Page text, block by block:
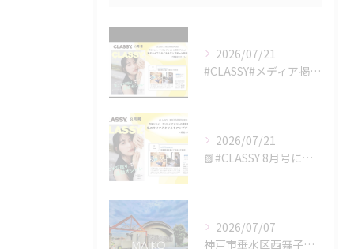
2026/07/21
#CLASSY#メディア掲載#不動産#兵庫#神戸
2026/07/21
📗#CLASSY 8月号に掲載されました📘
2026/07/07
神戸市垂水区西舞子にある「グラン・パレ舞子」のご紹介です！✨